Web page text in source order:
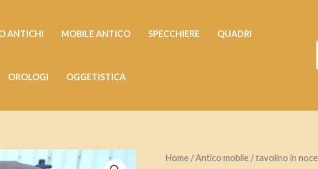
ANTICHI MOBILE ANTICO SPECCHIERE QUADRI
OROLOGI OGGETISTICA
Home /Antico mobile / tavolino in
tavolino